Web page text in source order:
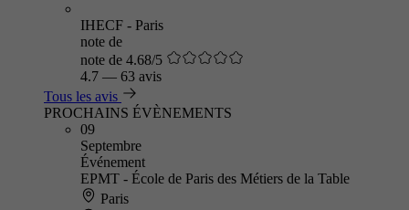
IHECF - Paris
note de
note de 4.68/5
4.7 — 63 avis
Tous les avis
PROCHAINS ÉVÈNEMENTS
09
Septembre
Événement
EPMT - École de Paris des Métiers de la Table
Paris